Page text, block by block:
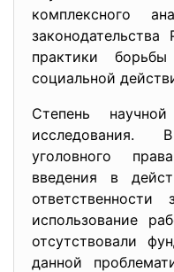
комплексного
практики
социальной
Степень
исследования.
уголовного
введения в
использование
отсутствовали
данной